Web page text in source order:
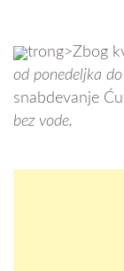
trong>Zbog
od ponedeljka
snabdevanje
bez vode.